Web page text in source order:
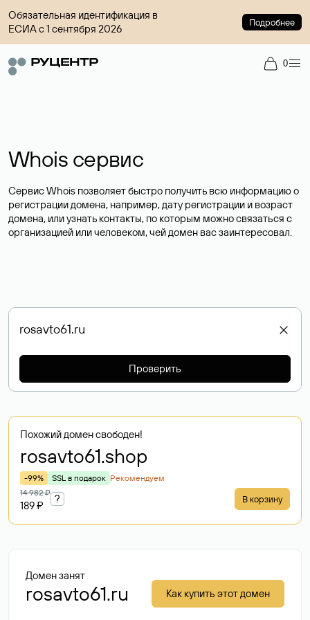
Обязательная идентификация в
ЕСИА с 1 сентября 2026
Подробнее
0
Whois сервис
Сервис Whois позволяет быстро получить всю информацию о
регистрации домена, например, дату регистрации и возраст
домена, или узнать контакты, по которым можно связаться с
организацией или человеком, чей домен вас заинтересовал.
Проверить
Похожий домен свободен!
rosavto61.shop
-99% SSL в подарок Рекомендуем
14 982 ₽
189 ₽
? В корзину
Домен занят
rosavto61.ru Как купить этот домен